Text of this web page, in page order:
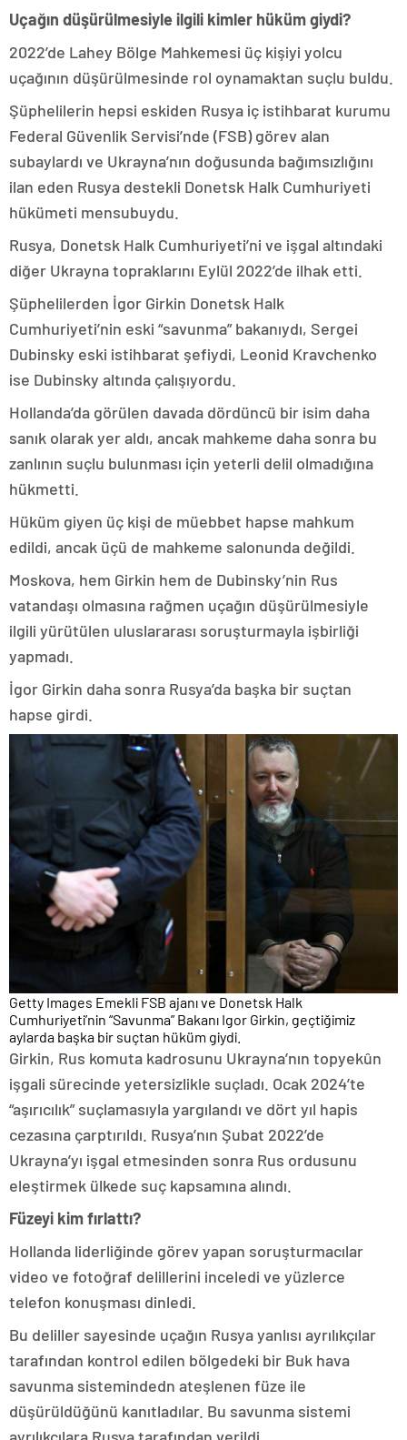
Uçağın düşürülmesiyle ilgili kimler hüküm giydi?
2022’de Lahey Bölge Mahkemesi üç kişiyi yolcu
uçağının düşürülmesinde rol oynamaktan suçlu buldu.
Şüphelilerin hepsi eskiden Rusya iç istihbarat kurumu
Federal Güvenlik Servisi’nde (FSB) görev alan
subaylardı ve Ukrayna’nın doğusunda bağımsızlığını
ilan eden Rusya destekli Donetsk Halk Cumhuriyeti
hükümeti mensubuydu.
Rusya, Donetsk Halk Cumhuriyeti’ni ve işgal altındaki
diğer Ukrayna topraklarını Eylül 2022’de ilhak etti.
Şüphelilerden İgor Girkin Donetsk Halk
Cumhuriyeti’nin eski “savunma” bakanıydı, Sergei
Dubinsky eski istihbarat şefiydi, Leonid Kravchenko
ise Dubinsky altında çalışıyordu.
Hollanda’da görülen davada dördüncü bir isim daha
sanık olarak yer aldı, ancak mahkeme daha sonra bu
zanlının suçlu bulunması için yeterli delil olmadığına
hükmetti.
Hüküm giyen üç kişi de müebbet hapse mahkum
edildi, ancak üçü de mahkeme salonunda değildi.
Moskova, hem Girkin hem de Dubinsky’nin Rus
vatandaşı olmasına rağmen uçağın düşürülmesiyle
ilgili yürütülen uluslararası soruşturmayla işbirliği
yapmadı.
İgor Girkin daha sonra Rusya’da başka bir suçtan
hapse girdi.
Getty Images Emekli FSB ajanı ve Donetsk Halk
Cumhuriyeti’nin “Savunma” Bakanı Igor Girkin, geçtiğimiz
aylarda başka bir suçtan hüküm giydi.
Girkin, Rus komuta kadrosunu Ukrayna’nın topyekûn
işgali sürecinde yetersizlikle suçladı. Ocak 2024’te
“aşırıcılık” suçlamasıyla yargılandı ve dört yıl hapis
cezasına çarptırıldı. Rusya’nın Şubat 2022’de
Ukrayna’yı işgal etmesinden sonra Rus ordusunu
eleştirmek ülkede suç kapsamına alındı.
Füzeyi kim fırlattı?
Hollanda liderliğinde görev yapan soruşturmacılar
video ve fotoğraf delillerini inceledi ve yüzlerce
telefon konuşması dinledi.
Bu deliller sayesinde uçağın Rusya yanlısı ayrılıkçılar
tarafından kontrol edilen bölgedeki bir Buk hava
savunma sistemindedn ateşlenen füze ile
düşürüldüğünü kanıtladılar. Bu savunma sistemi